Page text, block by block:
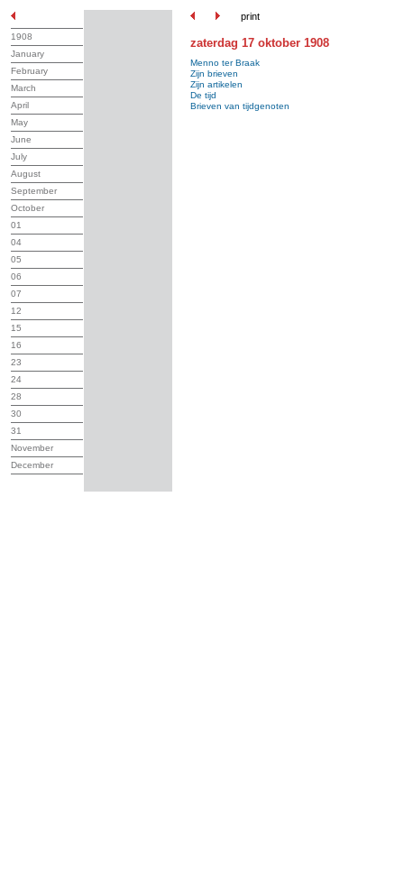
print
1908
January
February
March
April
May
June
July
August
September
October
01
04
05
06
07
12
15
16
23
24
28
30
31
November
December
zaterdag 17 oktober 1908
Menno ter Braak
Zijn brieven
Zijn artikelen
De tijd
Brieven van tijdgenoten